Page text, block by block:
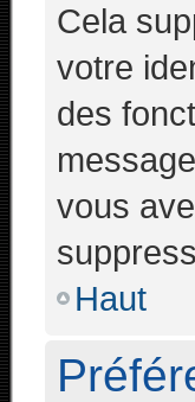
Cela
votre
des
vous
Haut